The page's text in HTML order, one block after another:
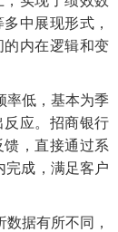
中展现形式，
内在逻辑和变
率低，基本为季
反应。招商银行
，直接通过系
完成，满足客户
据有所不同，